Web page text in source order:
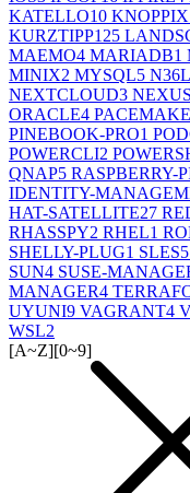
KATELLO10 KNOPPIX
KURZTIPP125
MAEMO4 MARIADB1
MINIX2 MYSQL5 N36L
NEXTCLOUD3 NEXUS
ORACLE4
PINEBOOK-PRO1
POWERCLI2
QNAP5 RASPBERRY-
IDENTITY-
HAT-SATELLITE27
RHASSPY2 RHEL1
SHELLY-PLUG1 SLES5
SUN4 SUSE-
MANAGER4
UYUNI9 VAGRANT4
WSL2
[A~Z][0~9]